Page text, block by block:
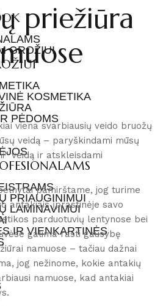
GROŽIUI
KOSMETIKA
PĖDOMS
PRIAUGINIMUI
LAMINAVIMUI
IR VIENKARTINĖS
priežiūra
viena svarbiausių veido bruožų
veidą – paryškindami mūsų
veidą ir atskleisdami
pamirštame, jog turime
antakiais įprastinėje savo
parduotuvių lentynose bei
galima rasti gausybę
namuose – tačiau dažnai
jog nežinome, kokie antakių
namuose, kad antakiai